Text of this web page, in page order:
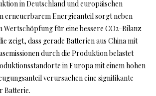
in Deutschland und europäischen
erneuerbarem Energieanteil sorgt neben
Wertschöpfung für eine bessere CO2-Bilanz
zeigt, dass gerade Batterien aus China mit
durch die Produktion belastet
in Europa mit einem hohen
verursachen eine signifikante
Batterie.